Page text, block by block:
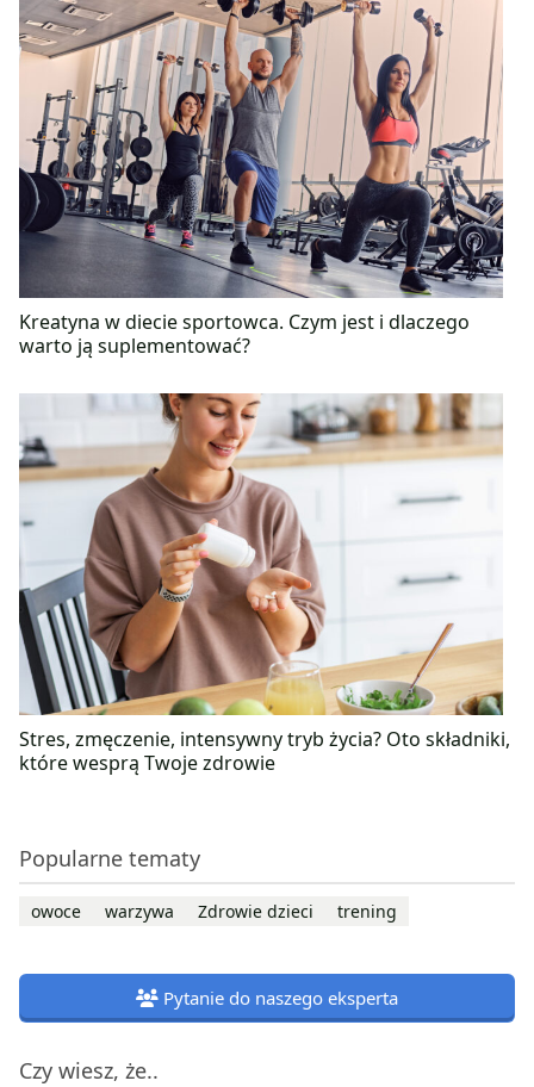
Kreatyna w diecie sportowca. Czym jest i dlaczego
warto ją suplementować?
Stres, zmęczenie, intensywny tryb życia? Oto składniki,
które wesprą Twoje zdrowie
Popularne tematy
owoce warzywa Zdrowie dzieci trening
Pytanie do naszego eksperta
Czy wiesz, że..